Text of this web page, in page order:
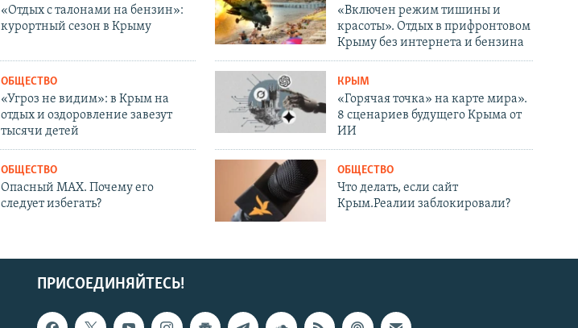
«Отдых с талонами на бензин»:
курортный сезон в Крыму
«Включен режим тишины и
красоты». Отдых в прифронтовом
Крыму без интернета и бензина
ОБЩЕСТВО
«Угроз не видим»: в Крым на
отдых и оздоровление завезут
тысячи детей
КРЫМ
«Горячая точка» на карте мира».
8 сценариев будущего Крыма от
ИИ
ОБЩЕСТВО
Опасный MAX. Почему его
следует избегать?
ОБЩЕСТВО
Что делать, если сайт
Крым.Реалии заблокировали?
ПРИСОЕДИНЯЙТЕСЬ!